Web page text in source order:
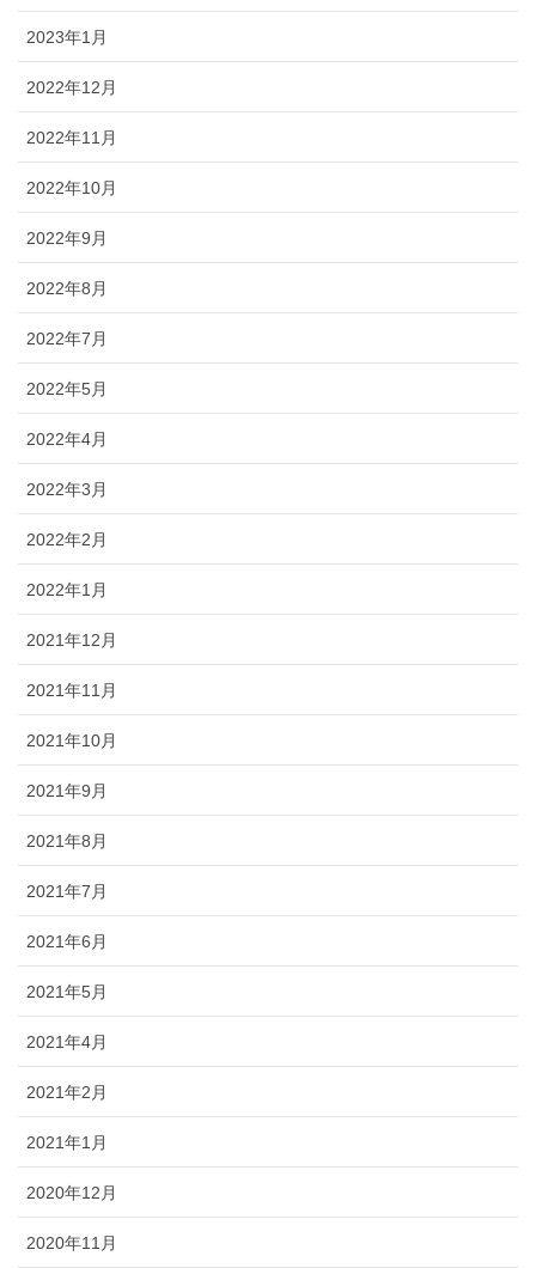
2023年1月
2022年12月
2022年11月
2022年10月
2022年9月
2022年8月
2022年7月
2022年5月
2022年4月
2022年3月
2022年2月
2022年1月
2021年12月
2021年11月
2021年10月
2021年9月
2021年8月
2021年7月
2021年6月
2021年5月
2021年4月
2021年2月
2021年1月
2020年12月
2020年11月